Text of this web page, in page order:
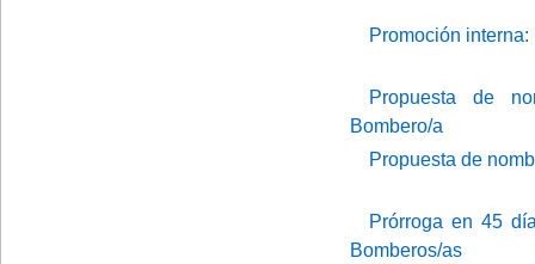
Promoción interna:
Propuesta de
Bombero/a
Propuesta de
Prórroga en 45
Bomberos/as